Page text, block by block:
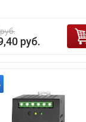
руб.